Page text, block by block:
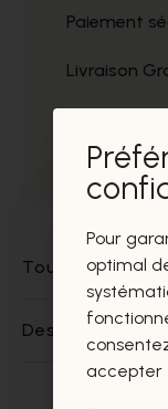
Paiement
Livraison
Tout sur ce
Des questions
Pour
optimal
accepter